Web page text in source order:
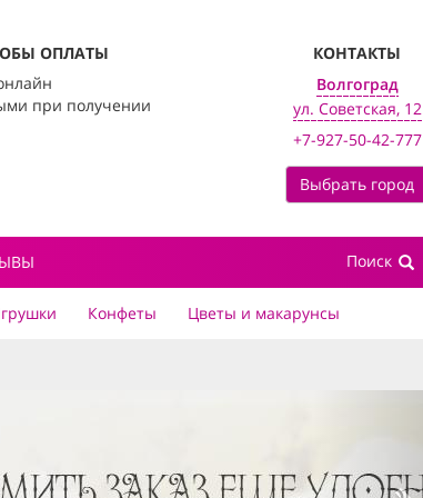
ОПЛАТЫ
при получении
КОНТАКТЫ
Волгоград
ул. Советская, 12
+7-927-50-42-777
Выбрать город
Конфеты Цветы и макарунсы